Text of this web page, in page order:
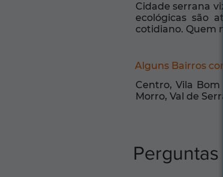
Cidade serrana
ecológicas são
cotidiano. Quem
Alguns Bairros
Centro, Vila
Morro, Val de
Perguntas